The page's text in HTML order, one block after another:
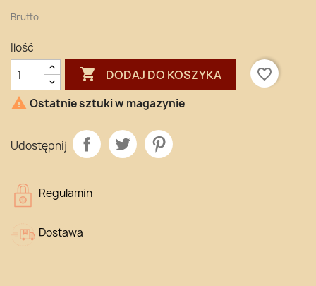
Brutto
Ilość
 DODAJ DO KOSZYKA
favorite_border
 Ostatnie sztuki w magazynie
Udostępnij
Regulamin
Dostawa